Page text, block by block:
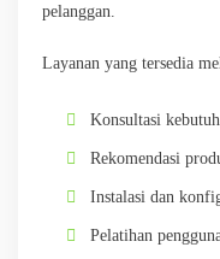
pelanggan.
Layanan yang tersedia
Konsultasi
Rekomendasi
Instalasi dan
Pelatihan